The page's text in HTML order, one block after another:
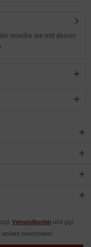
mische sie mit deiner
Versandkosten und ggf.
beschrieben